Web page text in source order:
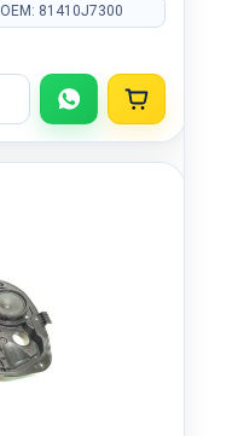
OEM: 81410J7300